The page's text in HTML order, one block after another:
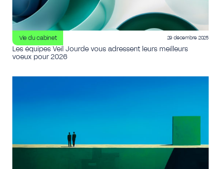
Vie du cabinet 29 décembre 2025
Les équipes Veil Jourde vous adressent leurs meilleurs
voeux pour 2026